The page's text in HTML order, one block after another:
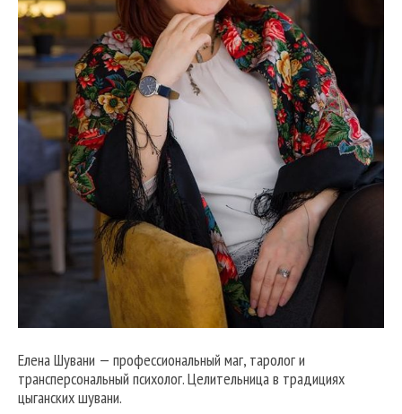
Елена Шувани — профессиональный маг, таролог и
трансперсональный психолог. Целительница в традициях
цыганских шувани.